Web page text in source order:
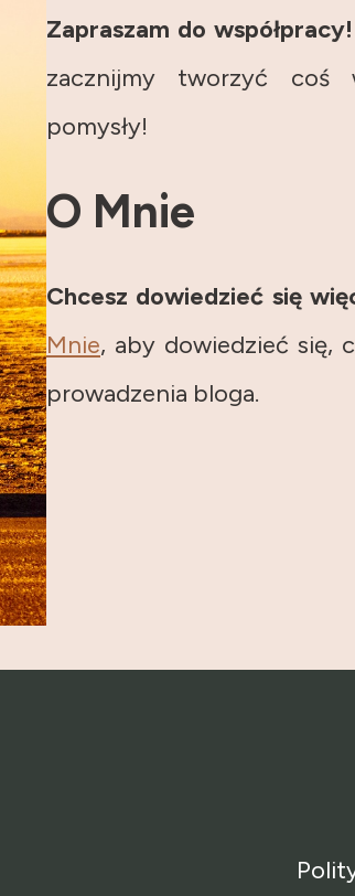
Zapraszam do współpracy!
zacznijmy tworzyć coś
pomysły!
O Mnie
Chcesz dowiedzieć się
Mnie, aby dowiedzieć się,
prowadzenia bloga.